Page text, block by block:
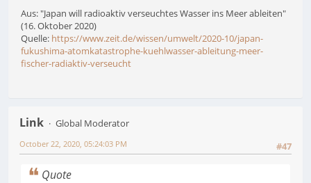
Aus: "Japan will radioaktiv verseuchtes Wasser ins Meer ableiten"
(16. Oktober 2020)
Quelle: https://www.zeit.de/wissen/umwelt/2020-10/japan-
fukushima-atomkatastrophe-kuehlwasser-ableitung-meer-
fischer-radiaktiv-verseucht
Link
Global Moderator
#47
October 22, 2020, 05:24:03 PM
Quote